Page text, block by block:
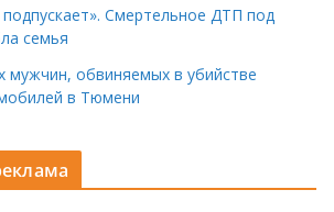
Смертельное ДТП под
семья
мужчин, обвиняемых в убийстве
в Тюмени